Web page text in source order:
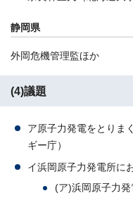
静岡県
外岡危機管理監ほか
(4)議題
ア原子力発電をとりま
ギー庁）
イ浜岡原子力発電所に
(ア)浜岡原子力